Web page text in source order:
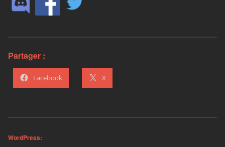
Partager :
Facebook X
WordPress: